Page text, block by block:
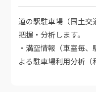
道の駅駐車場（国土交
把握・分析します。
・満空情報（車室毎
よる駐車場利用分析（